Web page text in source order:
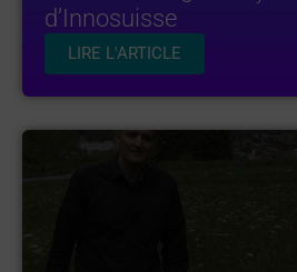
d’Innosuisse
LIRE L'ARTICLE